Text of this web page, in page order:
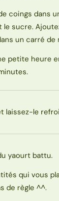
coings dans
sucre.
un carré de
petite heure
laissez-le
yaourt battu.
qui vous
de règle ^^.